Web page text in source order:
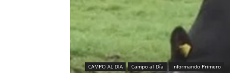
CAMPO AL DIA Campo al Día Informando Primero